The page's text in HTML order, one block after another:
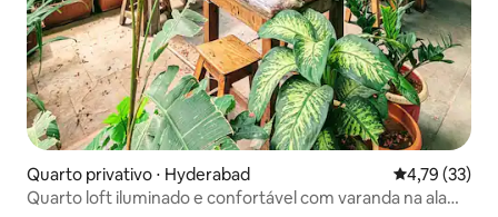
Quarto privativo ⋅ Hyderabad 4,79 de uma
4,79 (33)
Quarto loft iluminado e confortável com varanda na ala